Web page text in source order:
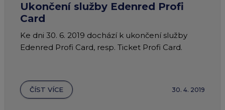
Ukončení služby Edenred Profi
Card
Ke dni 30. 6. 2019 dochází k ukončení služby
Edenred Profi Card, resp. Ticket Profi Card.
ČÍST VÍCE 30. 4. 2019